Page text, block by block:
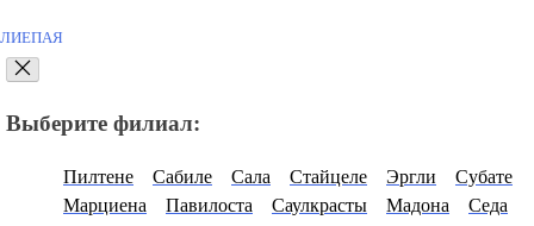
ЛИЕПАЯ
Выберите филиал:
Пилтене Сабиле Сала Стайцеле Эргли
Субате
Марциена
Павилоста Саулкрасты Мадона
Седа